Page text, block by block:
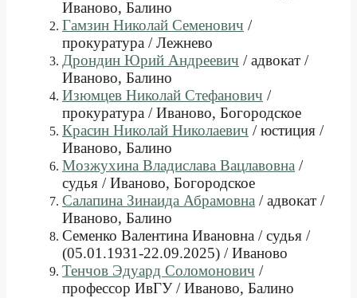
Иваново, Балино
Гамзин Николай Семенович /
прокуратура / Лежнево
Дрондин Юрий Андреевич / адвокат /
Иваново, Балино
Изюмцев Николай Стефанович /
прокуратура / Иваново, Богородское
Красин Николай Николаевич / юстиция /
Иваново, Балино
Мозжухина Владислава Вацлавовна /
судья / Иваново, Богородское
Салапина Зинаида Абрамовна / адвокат /
Иваново, Балино
Семенко Валентина Ивановна / судья /
(05.01.1931-22.09.2025) / Иваново
Тенчов Эдуард Соломонович /
профессор ИвГУ / Иваново, Балино